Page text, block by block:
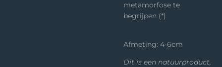
metamorfose te
begrijpen (*)
Afmeting: 4-6cm
Dit is een natuurproduct,